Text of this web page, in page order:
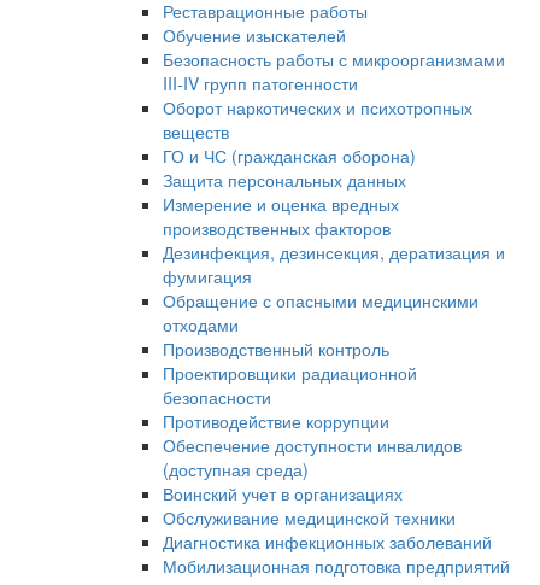
Реставрационные работы
Обучение изыскателей
Безопасность работы с микроорганизмами
III-IV групп патогенности
Оборот наркотических и психотропных
веществ
ГО и ЧС (гражданская оборона)
Защита персональных данных
Измерение и оценка вредных
производственных факторов
Дезинфекция, дезинсекция, дератизация и
фумигация
Обращение с опасными медицинскими
отходами
Производственный контроль
Проектировщики радиационной
безопасности
Противодействие коррупции
Обеспечение доступности инвалидов
(доступная среда)
Воинский учет в организациях
Обслуживание медицинской техники
Диагностика инфекционных заболеваний
Мобилизационная подготовка предприятий